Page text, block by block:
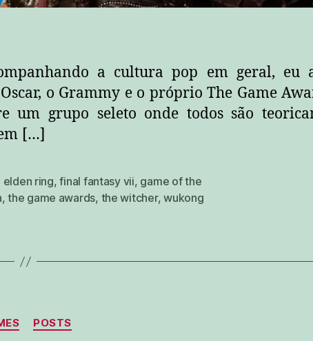
a cultura pop em geral, eu
o Grammy e o próprio The Game
um grupo seleto onde todos são
[…]
elden ring,final fantasy vii, game of the
,the game awards, the witcher,wukong
Categorias
POSTS